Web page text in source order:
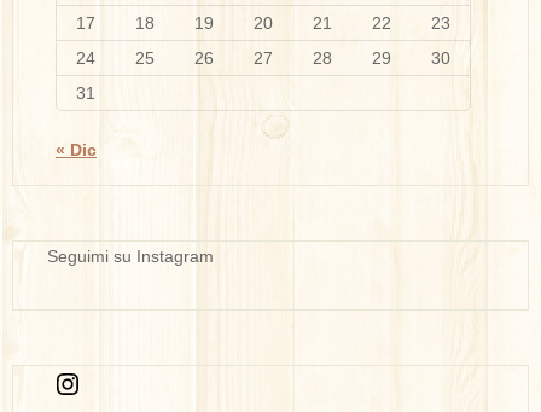
17
18 19 20 21 22
23
24
25 26 27 28 29
30
31
« Dic
Seguimi su Instagram